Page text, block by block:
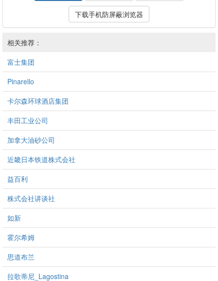
下载手机防屏蔽浏览器
相关推荐：
富士集团
Pinarello
卡尔森环球酒店集团
丰田工业公司
加拿大油砂公司
近畿日本铁道株式会社
益百利
株式会社讲谈社
如新
霍尔希姆
思道布兰
拉歌蒂尼_Lagostina